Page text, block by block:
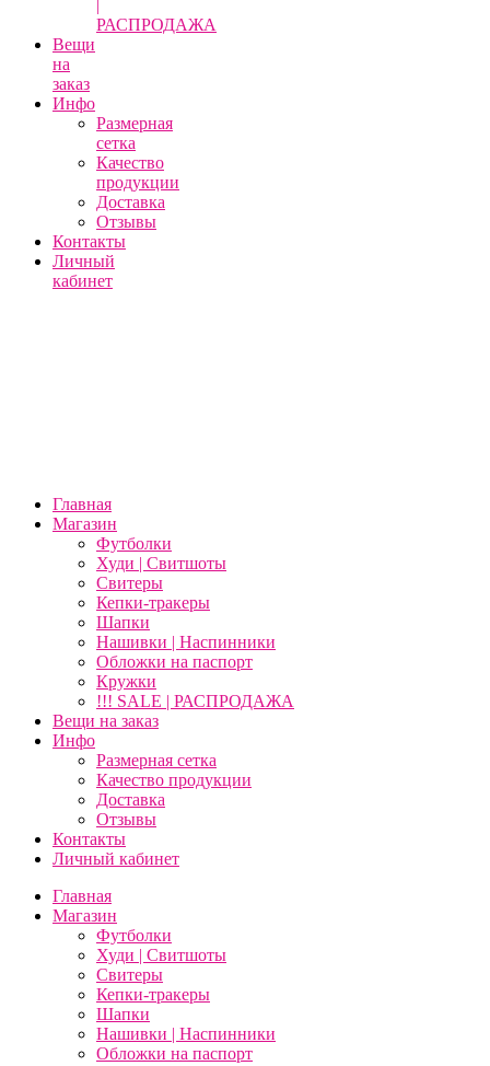
|
РАСПРОДАЖА
Вещи
на
заказ
Инфо
Размерная
сетка
Качество
продукции
Доставка
Отзывы
Контакты
Личный
кабинет
Главная
Магазин
Футболки
Худи | Свитшоты
Свитеры
Кепки-тракеры
Шапки
Нашивки | Наспинники
Обложки на паспорт
Кружки
!!! SALE | РАСПРОДАЖА
Вещи на заказ
Инфо
Размерная сетка
Качество продукции
Доставка
Отзывы
Контакты
Личный кабинет
Главная
Магазин
Футболки
Худи | Свитшоты
Свитеры
Кепки-тракеры
Шапки
Нашивки | Наспинники
Обложки на паспорт